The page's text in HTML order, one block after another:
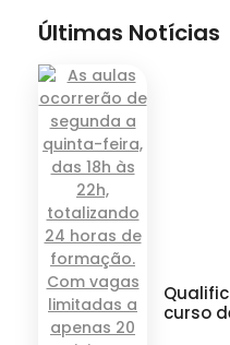
Últimas Notícias
curso